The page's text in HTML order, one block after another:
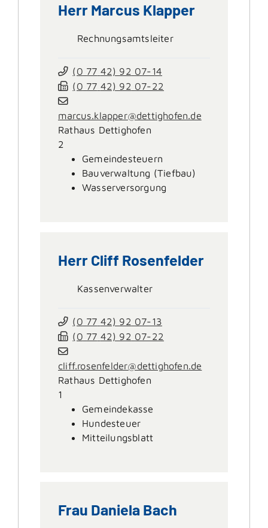
Herr Marcus Klapper
Rechnungsamtsleiter
(0 77 42) 92 07-14
(0 77 42) 92 07-22
marcus.klapper@dettighofen.de
Rathaus Dettighofen
2
Gemeindesteuern
Bauverwaltung (Tiefbau)
Wasserversorgung
Herr Cliff Rosenfelder
Kassenverwalter
(0 77 42) 92 07-13
(0 77 42) 92 07-22
cliff.rosenfelder@dettighofen.de
Rathaus Dettighofen
1
Gemeindekasse
Hundesteuer
Mitteilungsblatt
Frau Daniela Bach